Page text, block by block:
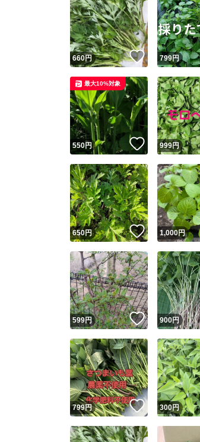
660円 いいね！
799円
550円 いいね！
最大10%対象
999円
650円 いいね！
1,000円
599円 いいね！
900円
799円 いいね！
300円